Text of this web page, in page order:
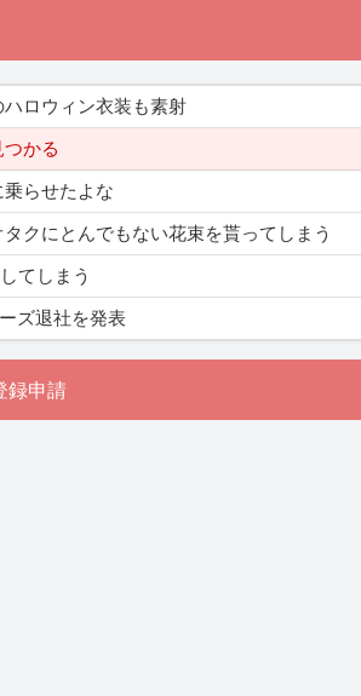
ハロウィン衣装も素射
かる
らせたよな
クにとんでもない花束を貰ってしまう
てしまう
ズ退社を発表
録申請